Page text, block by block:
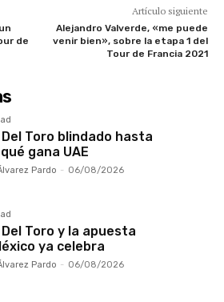
de
Artículo siguiente
Alejandro Valverde, «me puede
venir bien», sobre la etapa 1 del
Tour de Francia 2021
Toro blindado hasta
gana UAE
Pardo - 06/08/2026
Toro y la apuesta
ya celebra
Pardo - 06/08/2026